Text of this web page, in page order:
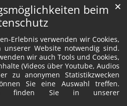
beim
Erlebnis verwenden wir Cookies,
Website notwendig sind.
wir auch Tools und Cookies,
(Videos über Youtube, Audios
zu anonymen Statistikzwecken
Sie eine Auswahl treffen.
finden Sie in unserer
✕